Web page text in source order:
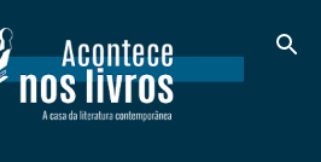
o conteúdo principal